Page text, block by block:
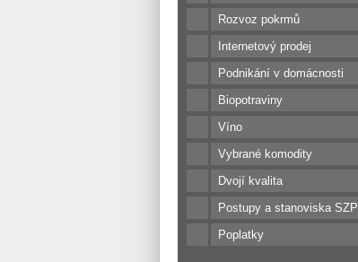
Rozvoz pokrmů
Internetový prodej
Podnikání v domácnosti
Biopotraviny
Víno
Vybrané komodity
Dvojí kvalita
Postupy a stanoviska SZPI
Poplatky